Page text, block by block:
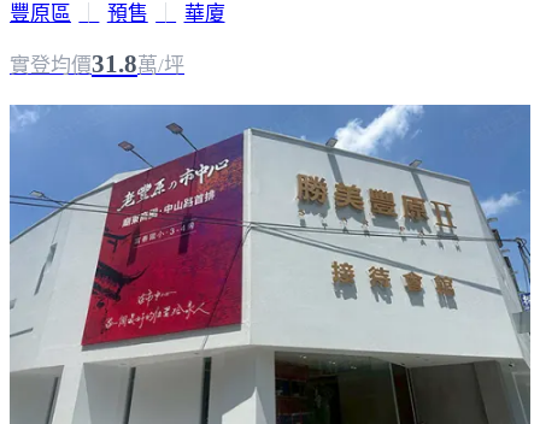
豐原區 預售 華廈
實登均價31.8萬/坪